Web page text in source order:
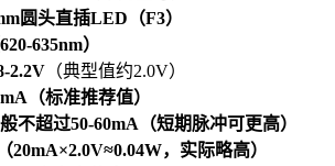
圆头直插LED（F3）
635nm）
2.2V （典型值约2.0V）
（标准推荐值）
不超过50-60mA（短期脉冲可更高）
20mA×2.0V≈0.04W，实际略高）